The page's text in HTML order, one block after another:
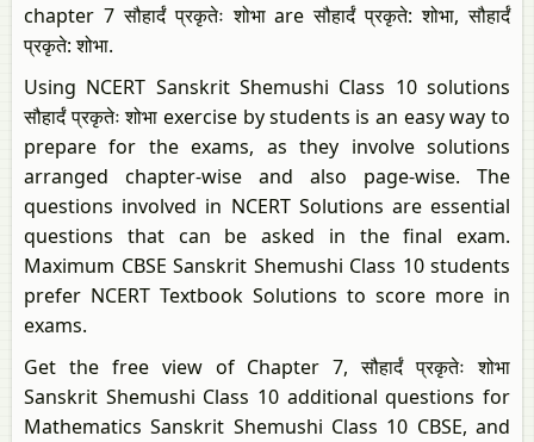
chapter 7 सौहार्दं प्रकृतेः शोभा are सौहार्दं प्रकृते: शोभा, सौहार्दं
प्रकृते: शोभा.
Using NCERT Sanskrit Shemushi Class 10 solutions
सौहार्दं प्रकृतेः शोभा exercise by students is an easy way to
prepare for the exams, as they involve solutions
arranged chapter-wise and also page-wise. The
questions involved in NCERT Solutions are essential
questions that can be asked in the final exam.
Maximum CBSE Sanskrit Shemushi Class 10 students
prefer NCERT Textbook Solutions to score more in
exams.
Get the free view of Chapter 7, सौहार्दं प्रकृतेः शोभा
Sanskrit Shemushi Class 10 additional questions for
Mathematics Sanskrit Shemushi Class 10 CBSE, and